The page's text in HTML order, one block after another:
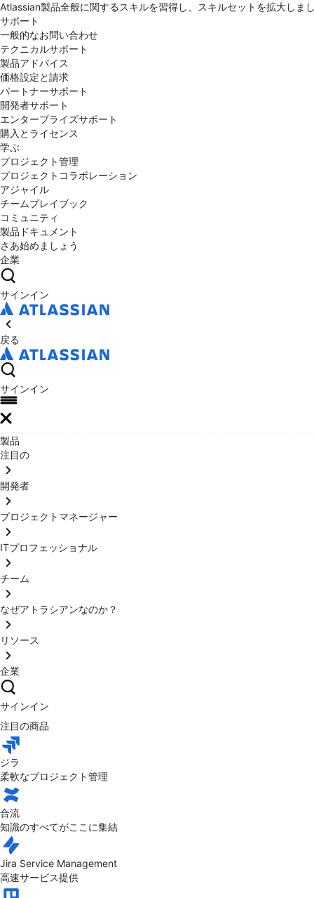
Atlassian製品全般に関するスキルを習得し、スキルセットを拡大しま
サポート
一般的なお問い合わせ
テクニカルサポート
製品アドバイス
価格設定と請求
パートナーサポート
開発者サポート
エンタープライズサポート
購入とライセンス
学ぶ
プロジェクト管理
プロジェクトコラボレーション
アジャイル
チームプレイブック
コミュニティ
製品ドキュメント
さあ始めましょう
企業
サインイン
戻る
サインイン
製品
注目の
開発者
プロジェクトマネージャー
ITプロフェッショナル
チーム
なぜアトラシアンなのか？
リソース
企業
サインイン
注目の商品
ジラ
柔軟なプロジェクト管理
合流
知識のすべてがここに集結
Jira Service Management
高速サービス提供